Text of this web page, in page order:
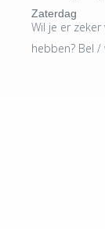
Zaterdag
Wil je er
hebben? Bel